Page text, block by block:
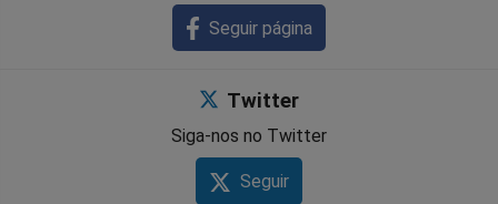
Seguir página
Twitter
Siga-nos no Twitter
Seguir